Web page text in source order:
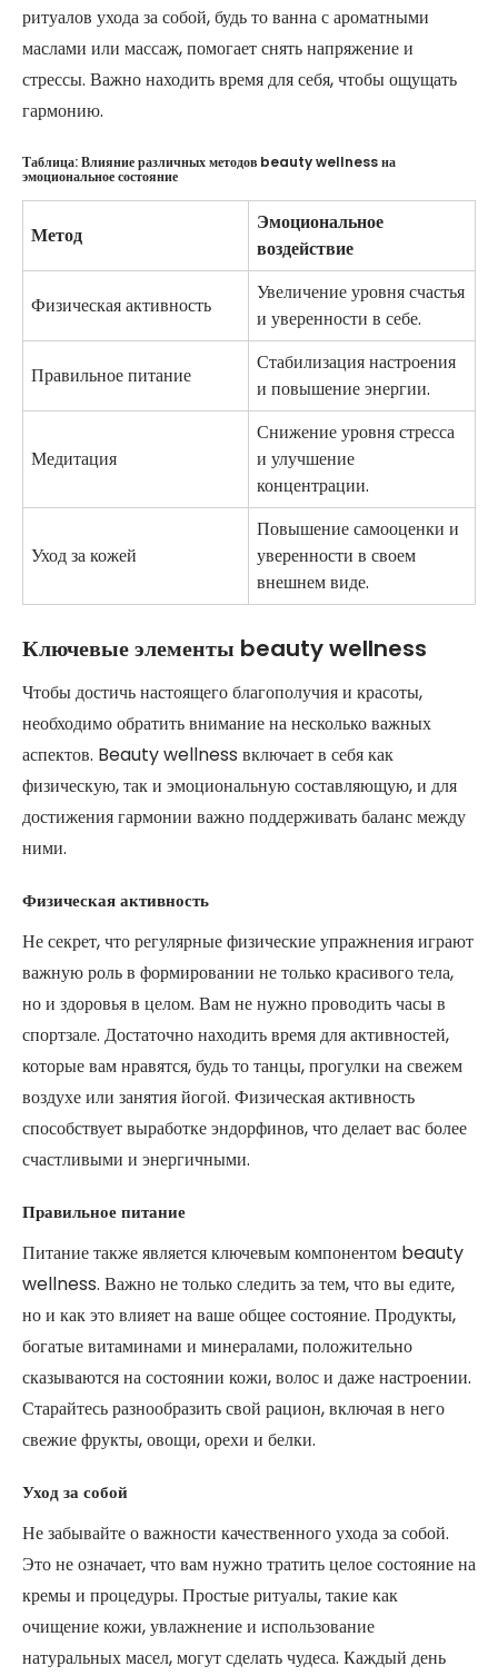
ритуалов ухода за собой, будь то ванна с ароматными
маслами или массаж, помогает снять напряжение и
стрессы. Важно находить время для себя, чтобы ощущать
гармонию.
Таблица: Влияние различных методов beauty wellness на
эмоциональное состояние
Метод
Эмоциональное
воздействие
Физическая активность
Увеличение уровня счастья
и уверенности в себе.
Правильное питание
Стабилизация настроения
и повышение энергии.
Медитация
Снижение уровня стресса
и улучшение
концентрации.
Уход за кожей
Повышение самооценки и
уверенности в своем
внешнем виде.
Ключевые элементы beauty wellness
Чтобы достичь настоящего благополучия и красоты,
необходимо обратить внимание на несколько важных
аспектов. Beauty wellness включает в себя как
физическую, так и эмоциональную составляющую, и для
достижения гармонии важно поддерживать баланс между
ними.
Физическая активность
Не секрет, что регулярные физические упражнения играют
важную роль в формировании не только красивого тела,
но и здоровья в целом. Вам не нужно проводить часы в
спортзале. Достаточно находить время для активностей,
которые вам нравятся, будь то танцы, прогулки на свежем
воздухе или занятия йогой. Физическая активность
способствует выработке эндорфинов, что делает вас более
счастливыми и энергичными.
Правильное питание
Питание также является ключевым компонентом beauty
wellness. Важно не только следить за тем, что вы едите,
но и как это влияет на ваше общее состояние. Продукты,
богатые витаминами и минералами, положительно
сказываются на состоянии кожи, волос и даже настроении.
Старайтесь разнообразить свой рацион, включая в него
свежие фрукты, овощи, орехи и белки.
Уход за собой
Не забывайте о важности качественного ухода за собой.
Это не означает, что вам нужно тратить целое состояние на
кремы и процедуры. Простые ритуалы, такие как
очищение кожи, увлажнение и использование
натуральных масел, могут сделать чудеса. Каждый день